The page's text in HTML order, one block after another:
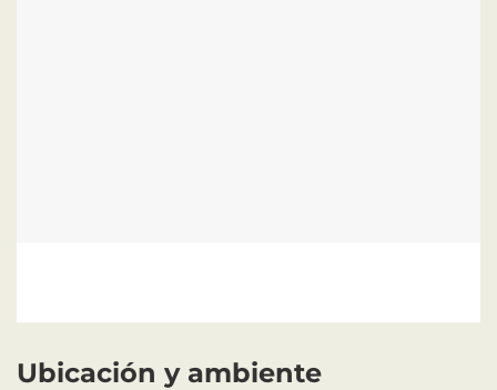
Ubicación y ambiente